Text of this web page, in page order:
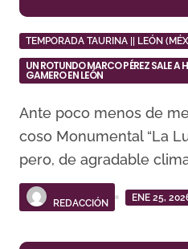
TEMPORADA TAURINA || LEÓN
UN ROTUNDO MARCO PÉREZ SALE A
GAMERO EN LEÓN
Ante poco menos de media entrada en el
coso Monumental “La
pero, de agradable
REDACCIÓN
ENE 25,